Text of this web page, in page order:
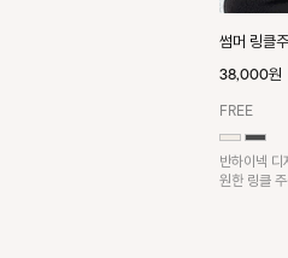
썸머 링클
38,000원
FREE
반하이넥 디
원한 링클